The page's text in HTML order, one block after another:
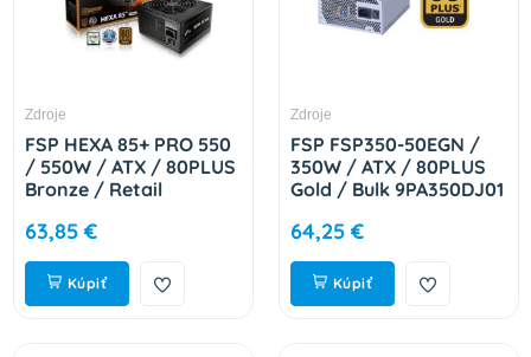
Zdroje
FSP HEXA 85+ PRO 550
/ 550W / ATX / 80PLUS
Bronze / Retail
63,85 €
Kúpiť
Zdroje
FSP FSP350-50EGN /
350W / ATX / 80PLUS
Gold / Bulk 9PA350DJ01
64,25 €
Kúpiť